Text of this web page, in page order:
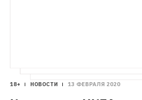
18+ НОВОСТИ 13 ФЕВРАЛЯ 2020